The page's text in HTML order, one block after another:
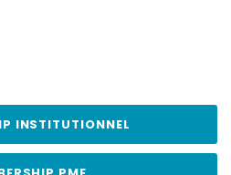
INSTITUTIONNEL